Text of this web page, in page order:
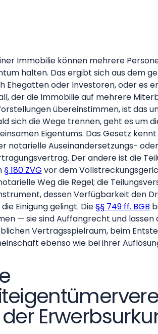
Immobilie können mehrere
halten. Das ergibt sich aus dem
Ehegatten oder Investoren, oder es
der die Immobilie auf mehrere
übereinstimmen, ist das
sich die Wege trennen, geht es um
Eigentums. Das Gesetz
notarielle Auseinandersetzungs- oder
Der andere ist die
§ 180 ZVG vor dem
Weg die Regel; die
dessen Verfügbarkeit den
Einigung gelingt. Die§§ 749 ff. BGB
— sie sind Auffangrecht und lassen
Vertragsspielraum, beim
ebenso wie bei ihrer